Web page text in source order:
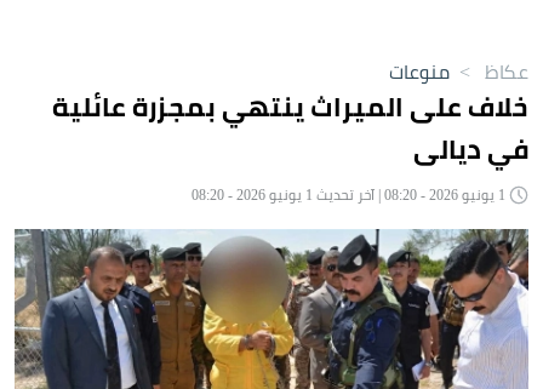
عكاظ > منوعات
خلاف على الميراث ينتهي بمجزرة عائلية
في ديالى